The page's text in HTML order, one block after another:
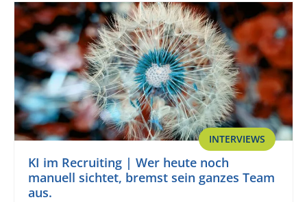
INTERVIEWS
KI im Recruiting | Wer heute noch
manuell sichtet, bremst sein ganzes Team
aus.